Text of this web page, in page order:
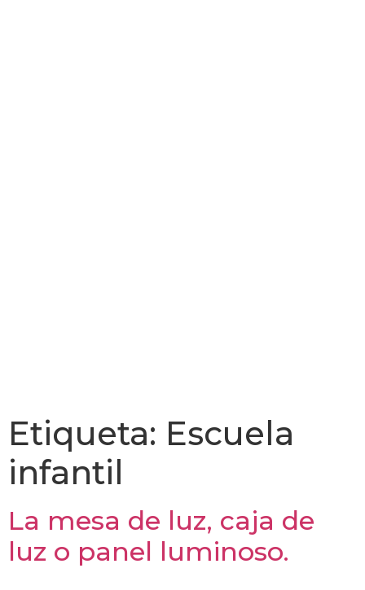
Etiqueta: Escuela
infantil
La mesa de luz, caja de
luz o panel luminoso.